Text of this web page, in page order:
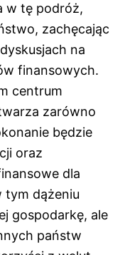
w tę podróż,
zachęcając
na
finansowych.
centrum
zarówno
będzie
oraz
dla
tym dążeniu
gospodarkę, ale
państw